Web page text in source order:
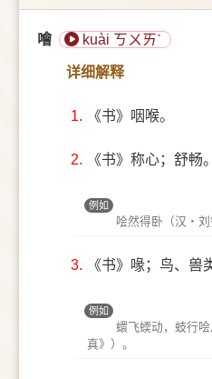
噲 kuài ㄎㄨㄞˋ
详细解释
1. 《书》咽喉。
2. 《书》称心；舒畅
例如
哙然得卧（汉‧刘
3. 《书》喙；鸟、兽
例如
蠉飞蝡动，蚑行
真》）。